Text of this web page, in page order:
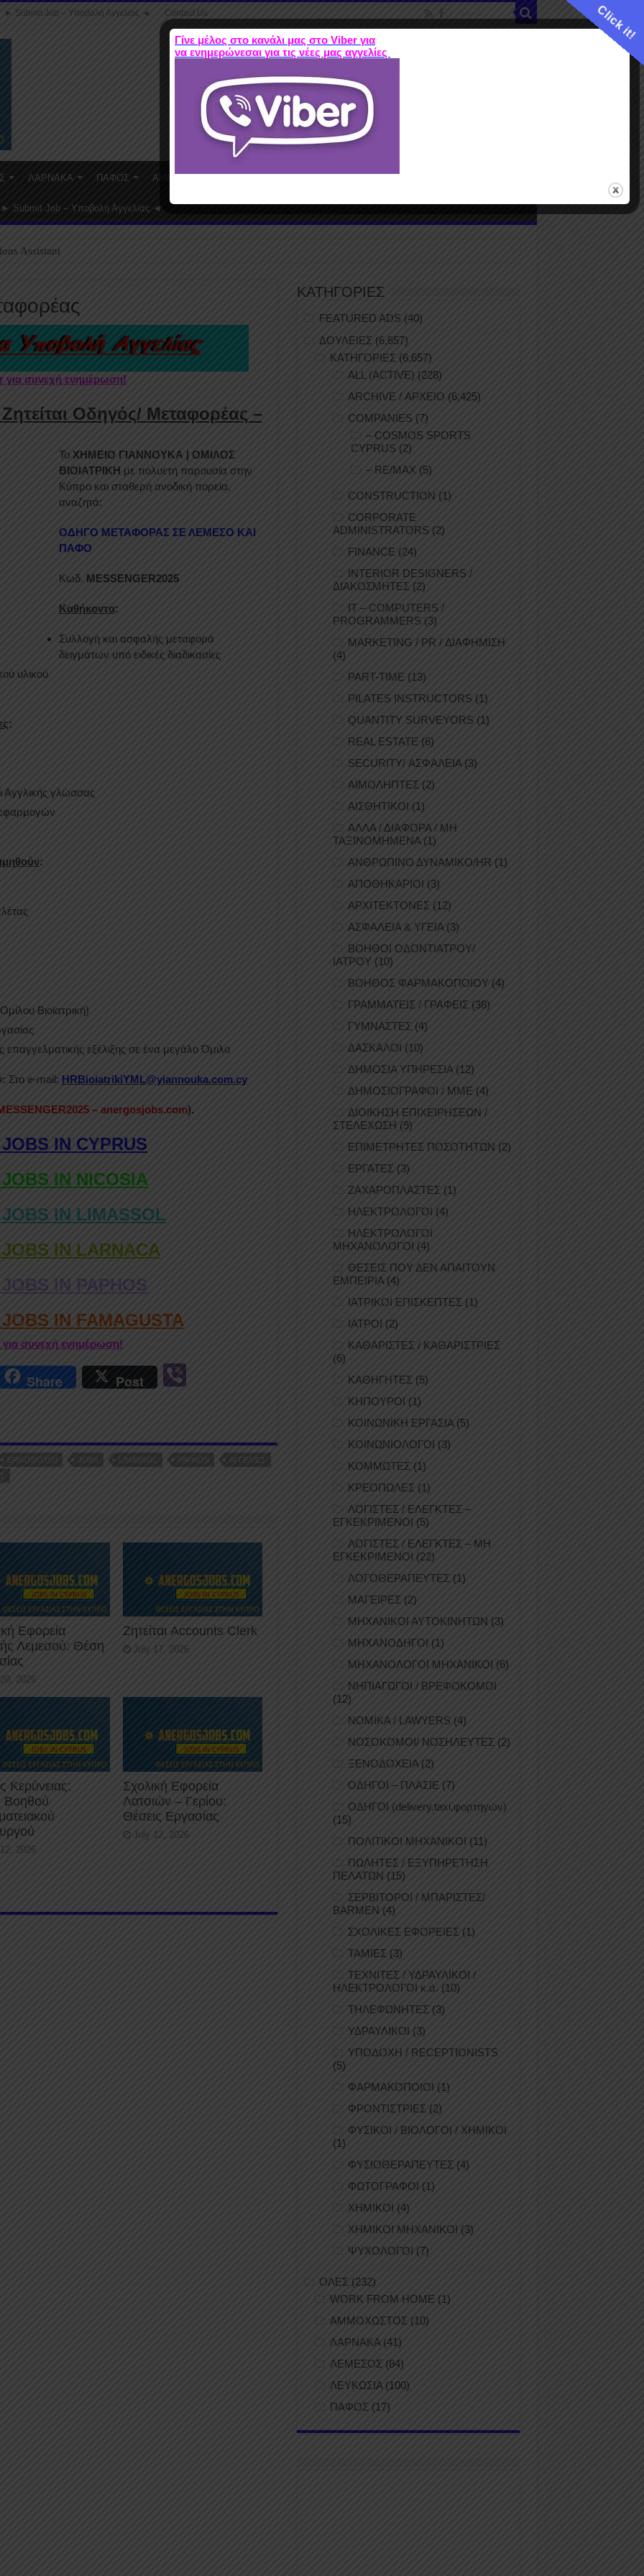
► Submit Job – Υποβολή Αγγελίας ◄ Contact Us
ΛΑΡΝΑΚΑ ΠΑΦΟΣ ΑΜΜΟΧΩΣΤΟΣ
► Submit Job – Υποβολή Αγγελίας ◄
Assistant
για συνεχή ενημέρωση!
Οδηγός/ Μεταφορέας –
Το ΧΗΜΕΙΟ ΓΙΑΝΝΟΥΚΑ | ΟΜΙΛΟΣ
ΒΙΟΙΑΤΡΙΚΗ με πολυετή παρουσία στην
Κύπρο και σταθερή ανοδική πορεία,
αναζητά:
ΟΔΗΓΟ ΜΕΤΑΦΟΡΑΣ ΣΕ ΛΕΜΕΣΟ ΚΑΙ
ΠΑΦΟ
Κωδ. MESSENGER2025
Καθήκοντα:
Συλλογή και ασφαλής μεταφορά
δειγμάτων υπό ειδικές διαδικασίες
υλικού
:
Αγγλικής γλώσσας
:
Βιοϊατρική)
επαγγελματικής εξέλιξης σε ένα μεγάλο Όμιλο
Στο e-mail: HRBioiatrikiYML@yiannouka.com.cy
– anergosjobs.com).
IN CYPRUS
IN NICOSIA
IN LIMASSOL
IN LARNACA
IN PAPHOS
IN FAMAGUSTA
για συνεχή ενημέρωση!
Share Post
ERGODOTISI JOBS LIMASSOL PAPHOS
ΑΓΓΕΛΊΕΣ
Εφορεία
Λεμεσού: Θέση
2026
Ζητείται Accounts Clerk
July 17, 2026
Κερύνειας:
Βοηθού
2026
Σχολική Εφορεία
Λατσιών – Γερίου:
Θέσεις Εργασίας
July 12, 2026
ΚΑΤΗΓΟΡΙΕΣ
FEATURED ADS (40)
ΔΟΥΛΕΙΕΣ (6,657)
ΚΑΤΗΓΟΡΙΕΣ (6,657)
ALL (ACTIVE) (228)
ARCHIVE / ΑΡΧΕΙΟ (6,425)
COMPANIES (7)
– COSMOS SPORTS
CYPRUS (2)
– RE/MAX (5)
CONSTRUCTION (1)
CORPORATE
ADMINISTRATORS (2)
FINANCE (24)
INTERIOR DESIGNERS /
ΔΙΑΚΟΣΜΗΤΕΣ (2)
IT – COMPUTERS /
PROGRAMMERS (3)
MARKETING / PR / ΔΙΑΦΗΜΙΣΗ
(4)
PART-TIME (13)
PILATES INSTRUCTORS (1)
QUANTITY SURVEYORS (1)
REAL ESTATE (6)
SECURITY/ ΑΣΦΑΛΕΙΑ(3)
ΑΙΜΟΛΗΠΤΕΣ (2)
ΑΙΣΘΗΤΙΚΟΙ (1)
ΑΛΛΑ / ΔΙΑΦΟΡΑ / ΜΗ
ΤΑΞΙΝΟΜΗΜΕΝΑ(1)
ΑΝΘΡΩΠΙΝΟ ΔΥΝΑΜΙΚΟ/HR (1)
ΑΠΟΘΗΚΑΡΙΟΙ (3)
ΑΡΧΙΤΕΚΤΟΝΕΣ (12)
ΑΣΦΑΛΕΙΑ & ΥΓΕΙΑ (3)
ΒΟΗΘΟΙ ΟΔΟΝΤΙΑΤΡΟΥ/
ΙΑΤΡΟΥ(10)
ΒΟΗΘΟΣ ΦΑΡΜΑΚΟΠΟΙΟΥ (4)
ΓΡΑΜΜΑΤΕΙΣ / ΓΡΑΦΕΙΣ (38)
ΓΥΜΝΑΣΤΕΣ (4)
ΔΑΣΚΑΛΟΙ (10)
ΔΗΜΟΣΙΑ ΥΠΗΡΕΣΙΑ (12)
ΔΗΜΟΣΙΟΓΡΑΦΟΙ / ΜΜΕ (4)
ΔΙΟΙΚΗΣΗ ΕΠΙΧΕΙΡΗΣΕΩΝ /
ΣΤΕΛΕΧΩΣΗ (9)
ΕΠΙΜΕΤΡΗΤΕΣ ΠΟΣΟΤΗΤΩΝ (2)
ΕΡΓΑΤΕΣ (3)
ΖΑΧΑΡΟΠΛΑΣΤΕΣ (1)
ΗΛΕΚΤΡΟΛΟΓΟΙ (4)
ΗΛΕΚΤΡΟΛΟΓΟΙ
ΜΗΧΑΝΟΛΟΓΟΙ (4)
ΘΕΣΕΙΣ ΠΟΥ ΔΕΝ ΑΠΑΙΤΟΥΝ
ΕΜΠΕΙΡΙΑ(4)
ΙΑΤΡΙΚΟΙ ΕΠΙΣΚΕΠΤΕΣ (1)
ΙΑΤΡΟΙ (2)
ΚΑΘΑΡΙΣΤΕΣ / ΚΑΘΑΡΙΣΤΡΙΕΣ
(6)
ΚΑΘΗΓΗΤΕΣ (5)
ΚΗΠΟΥΡΟΙ (1)
ΚΟΙΝΩΝΙΚΗ ΕΡΓΑΣΙΑ(5)
ΚΟΙΝΩΝΙΟΛΟΓΟΙ (3)
ΚΟΜΜΩΤΕΣ (1)
ΚΡΕΟΠΩΛΕΣ (1)
ΛΟΓΙΣΤΕΣ / ΕΛΕΓΚΤΕΣ –
ΕΓΚΕΚΡΙΜΕΝΟΙ (5)
ΛΟΓΙΣΤΕΣ / ΕΛΕΓΚΤΕΣ – ΜΗ
ΕΓΚΕΚΡΙΜΕΝΟΙ (22)
ΛΟΓΟΘΕΡΑΠΕΥΤΕΣ (1)
ΜΑΓΕΙΡΕΣ (2)
ΜΗΧΑΝΙΚΟΙ ΑΥΤΟΚΙΝΗΤΩΝ (3)
ΜΗΧΑΝΟΔΗΓΟΙ (1)
ΜΗΧΑΝΟΛΟΓΟΙ ΜΗΧΑΝΙΚΟΙ (6)
ΝΗΠΙΑΓΩΓΟΙ / ΒΡΕΦΟΚΟΜΟΙ
(12)
ΝΟΜΙΚΑ / LAWYERS (4)
ΝΟΣΟΚΟΜΟΙ/ ΝΟΣΗΛΕΥΤΕΣ (2)
ΞΕΝΟΔΟΧΕΙΑ(2)
ΟΔΗΓΟΙ – ΠΛΑΣΙΕ (7)
ΟΔΗΓΟΙ (delivery,taxi,φορτηγών)
(15)
ΠΟΛΙΤΙΚΟΙ ΜΗΧΑΝΙΚΟΙ (11)
ΠΩΛΗΤΕΣ / ΕΞΥΠΗΡΕΤΗΣΗ
ΠΕΛΑΤΩΝ (15)
ΣΕΡΒΙΤΟΡΟΙ / ΜΠΑΡΙΣΤΕΣ/
BARMEN (4)
ΣΧΟΛΙΚΕΣ ΕΦΟΡΕΙΕΣ (1)
ΤΑΜΙΕΣ (3)
ΤΕΧΝΙΤΕΣ / ΥΔΡΑΥΛΙΚΟΙ /
ΗΛΕΚΤΡΟΛΟΓΟΙ κ.ά. (10)
ΤΗΛΕΦΩΝΗΤΕΣ (3)
ΥΔΡΑΥΛΙΚΟΙ (3)
ΥΠΟΔΟΧΗ / RECEPTIONISTS
(5)
ΦΑΡΜΑΚΟΠΟΙΟΙ (1)
ΦΡΟΝΤΙΣΤΡΙΕΣ (2)
ΦΥΣΙΚΟΙ / ΒΙΟΛΟΓΟΙ / ΧΗΜΙΚΟΙ
(1)
ΦΥΣΙΟΘΕΡΑΠΕΥΤΕΣ (4)
ΦΩΤΟΓΡΑΦΟΙ (1)
ΧΗΜΙΚΟΙ (4)
ΧΗΜΙΚΟΙ ΜΗΧΑΝΙΚΟΙ (3)
ΨΥΧΟΛΟΓΟΙ (7)
ΟΛΕΣ (232)
WORK FROM HOME (1)
ΑΜΜΟΧΩΣΤΟΣ (10)
ΛΑΡΝΑΚΑ (41)
ΛΕΜΕΣΟΣ (84)
ΛΕΥΚΩΣΙΑ(100)
ΠΑΦΟΣ (17)
Click it!
Γίνε μέλος στο κανάλι μας στο Viber για
να ενημερώνεσαι για τις νέες μας αγγελίες